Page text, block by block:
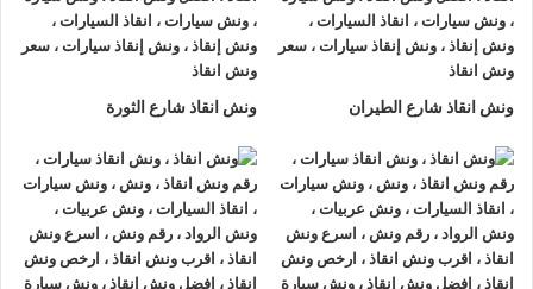
اسيوط او على الطريق وذلك لأننا نعمل على مدار الساعة طوال أيام
الأسبوع.
2- الأمان
السيارة امنة تماما حتي الوصول إلي أقرب مركز صيانة.
3- الخبرة
فريق عمل شركة الرواد لإنقاذ و رفع السيارات مدرب على كيفيةنقل
ونش انقاذ شارع الطيران ونش انقاذ شارع الثورة